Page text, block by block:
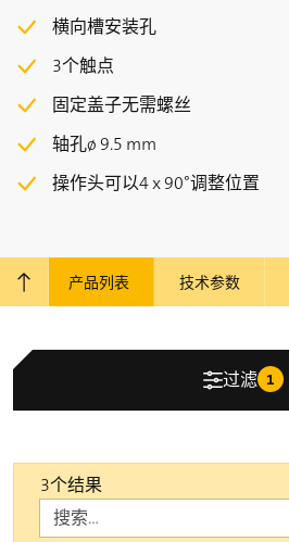
横向槽安装孔
3个触点
固定盖子无需螺丝
轴孔ø 9.5 mm
操作头可以4 x 90°调整位置
回到顶部产品列表 技术参数
过滤 1
3个结果
Search